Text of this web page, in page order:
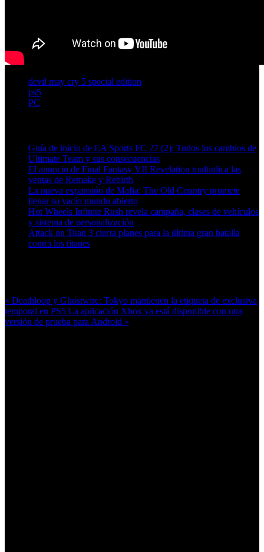
devil may cry 5 special edition
ps5
PC
Guía de inicio de EA Sports FC 27 (2): Todos los cambios de
Ultimate Team y sus consecuencias
El anuncio de Final Fantasy VII Revelation multiplica las
ventas de Remake y Rebirth
La nueva expansión de Mafia: The Old Country promete
llenar su vacío mundo abierto
Hot Wheels Infinite Rush revela campaña, clases de vehículos
y sistema de personalización
Attack on Titan 3 cierra planes para la última gran batalla
contra los titanes
« Deathloop y Ghostwire: Tokyo mantienen la etiqueta de exclusiva
temporal en PS5 La aplicación Xbox ya está disponible con una
versión de prueba para Android »